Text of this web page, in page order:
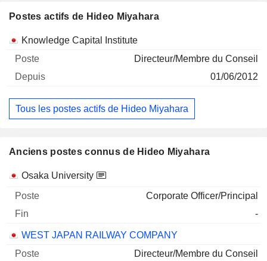
Postes actifs de Hideo Miyahara
Sociétés Poste Début
Knowledge Capital Institute
Directeur/Membre du Conseil
01/06/2012
Tous les postes actifs de Hideo Miyahara
Anciens postes connus de Hideo Miyahara
Sociétés Poste Fin
Osaka University
Corporate Officer/Principal
-
WEST JAPAN RAILWAY COMPANY
Directeur/Membre du Conseil